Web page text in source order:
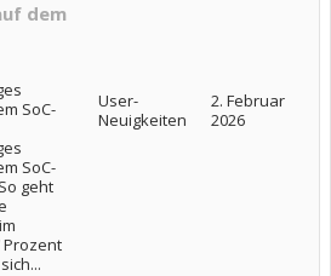
dem
SoC-
SoC-
geht
Prozent
User-
Neuigkeiten
2. Februar
2026